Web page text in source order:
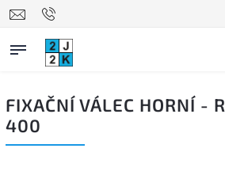
FIXAČNÍ VÁLEC HORNÍ -
400